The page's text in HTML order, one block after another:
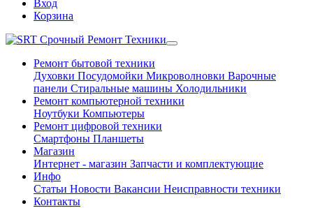
Вход
Корзина
Срочный Ремонт Техники
Ремонт бытовой техники
Духовки Посудомойки Микроволновки Варочные
панели Стиральные машины Холодильники
Ремонт компьютерной техники
Ноутбуки Компьютеры
Ремонт цифровой техники
Смартфоны Планшеты
Магазин
Интернет - магазин Запчасти и комплектующие
Инфо
Статьи Новости Вакансии Неисправности техники
Контакты